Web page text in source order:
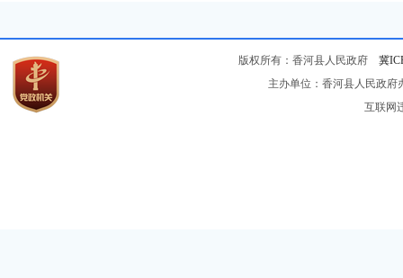
版权所有：香河县人民政府 冀
主办单位：香河县人民政
互联网